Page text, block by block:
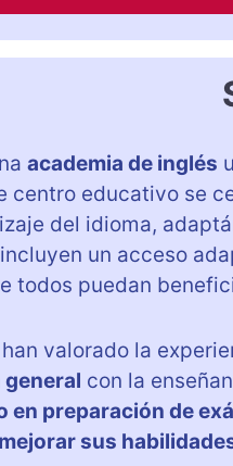
academia de inglés
centro educativo se
del idioma,
incluyen un acceso
todos puedan
han valorado la
con la
en preparación de
mejorar sus